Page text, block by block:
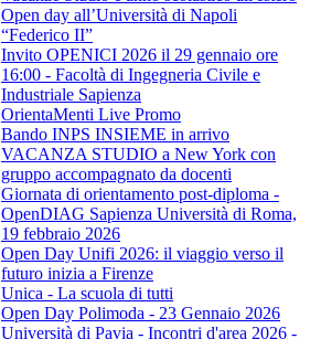
Open day all’Università di Napoli
“Federico II”
Invito OPENICI 2026 il 29 gennaio ore
16:00 - Facoltà di Ingegneria Civile e
Industriale Sapienza
OrientaMenti Live Promo
Bando INPS INSIEME in arrivo
VACANZA STUDIO a New York con
gruppo accompagnato da docenti
Giornata di orientamento post-diploma -
OpenDIAG Sapienza Università di Roma,
19 febbraio 2026
Open Day Unifi 2026: il viaggio verso il
futuro inizia a Firenze
Unica - La scuola di tutti
Open Day Polimoda - 23 Gennaio 2026
Università di Pavia - Incontri d'area 2026 -